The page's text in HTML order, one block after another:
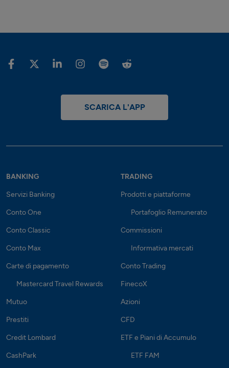
SCARICA L'APP
BANKING
Servizi Banking
Conto One
Conto Classic
Conto Max
Carte di pagamento
Mastercard Travel Rewards
Mutuo
Prestiti
Credit Lombard
CashPark
TRADING
Prodotti e piattaforme
Portafoglio Remunerato
Commissioni
Informativa mercati
Conto Trading
FinecoX
Azioni
CFD
ETF e Piani di Accumulo
ETF FAM